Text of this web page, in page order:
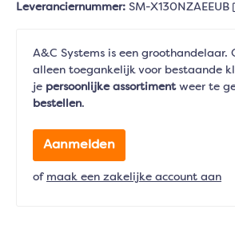
Leveranciernummer: SM-X130NZAEEUB
A&C Systems is een groothandelaar.
alleen toegankelijk voor bestaande
je persoonlijke assortimentweer te
bestellen.
Aanmelden
of maak een zakelijke account aan